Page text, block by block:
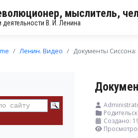
мыслитель,
деятельности В. И. Ленина
Ленин. Видео Документы
Создано: